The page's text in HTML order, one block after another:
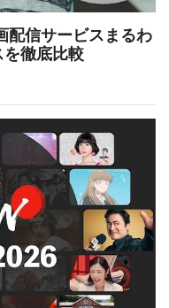
配信サービスまるわ
徹底比較